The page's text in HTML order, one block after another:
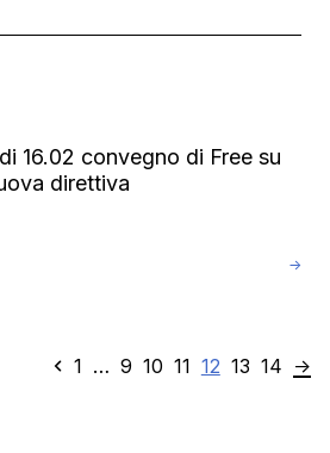
16.02 convegno di Free su
direttiva
→
Precedente
Pagina
1 … Pagina
9 Pagina
10 Pagina
11 Pagina
12 Pagina
13 Pagina
14 →